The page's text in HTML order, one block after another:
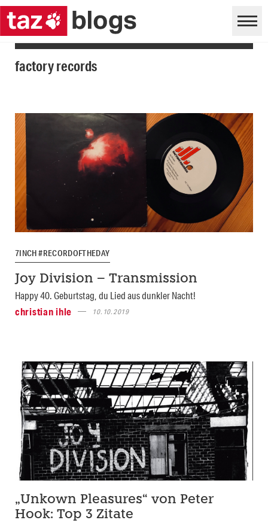
factory records
7INCH #RECORDOFTHEDAY
Joy Division – Transmission
Happy 40. Geburtstag, du Lied aus dunkler Nacht!
christian ihle
10.10.2019
„Unkown Pleasures“ von Peter
Hook: Top 3 Zitate